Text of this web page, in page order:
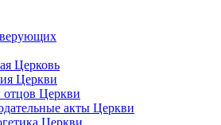
Церковь
Церкви
отцов Церкви
акты Церкви
Церкви